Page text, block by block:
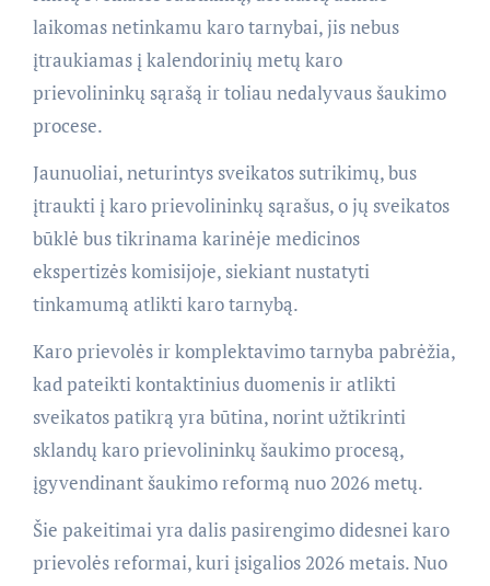
laikomas netinkamu karo tarnybai, jis nebus
įtraukiamas į kalendorinių metų karo
prievolininkų sąrašą ir toliau nedalyvaus šaukimo
procese.
Jaunuoliai, neturintys sveikatos sutrikimų, bus
įtraukti į karo prievolininkų sąrašus, o jų sveikatos
būklė bus tikrinama karinėje medicinos
ekspertizės komisijoje, siekiant nustatyti
tinkamumą atlikti karo tarnybą.
Karo prievolės ir komplektavimo tarnyba pabrėžia,
kad pateikti kontaktinius duomenis ir atlikti
sveikatos patikrą yra būtina, norint užtikrinti
sklandų karo prievolininkų šaukimo procesą,
įgyvendinant šaukimo reformą nuo 2026 metų.
Šie pakeitimai yra dalis pasirengimo didesnei karo
prievolės reformai, kuri įsigalios 2026 metais. Nuo